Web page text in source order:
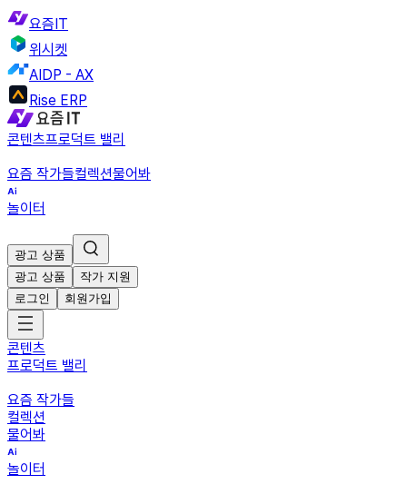
요즘IT
위시켓
AIDP - AX
Rise ERP
콘텐츠프로덕트 밸리
요즘 작가들컬렉션물어봐
놀이터
광고 상품
광고 상품
작가 지원
로그인
회원가입
콘텐츠
프로덕트 밸리
요즘 작가들
컬렉션
물어봐
놀이터